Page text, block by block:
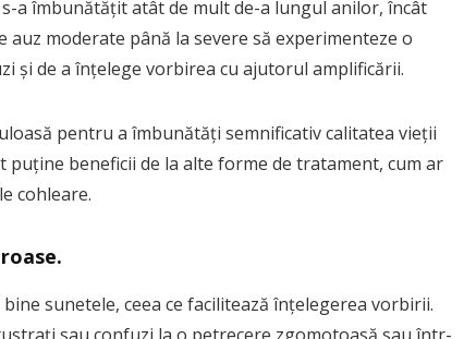
a îmbunătățit atât de mult de-a lungul anilor, încât
moderate până la severe să experimenteze o
și de a înțelege vorbirea cu ajutorul amplificării.
pentru a îmbunătăți semnificativ calitatea vieții
beneficii de la alte forme de tratament, cum ar
cohleare.
sunetele, ceea ce facilitează înțelegerea vorbirii.